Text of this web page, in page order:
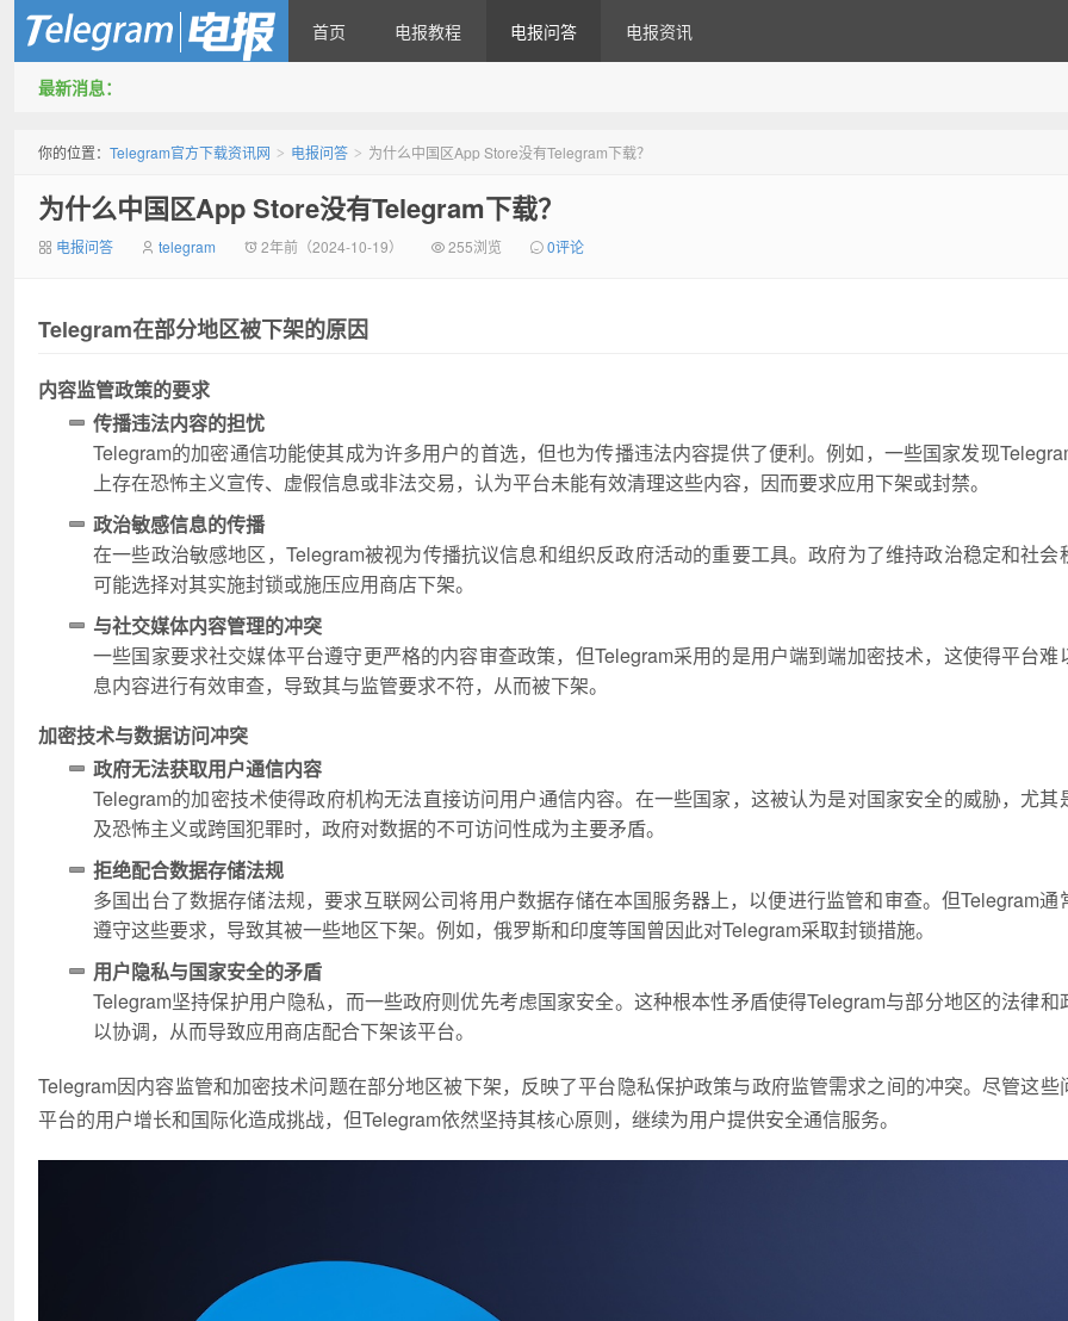
首页 电报教程 电报问答 电报资讯
最新消息：
你的位置： Telegram官方下载资讯网 > 电报问答 > 为什么中国区App Store没有Telegram下载？
为什么中国区App Store没有Telegram下载？
电报问答 telegram 2年前（2024-10-19） 255浏览 0评论
Telegram在部分地区被下架的原因
内容监管政策的要求
传播违法内容的担忧
Telegram的加密通信功能使其成为许多用户的首选，但也为传播违法内容提供了便利。例如，一些国家发现
上存在恐怖主义宣传、虚假信息或非法交易，认为平台未能有效清理这些内容，因而要求应用下架或封禁。
政治敏感信息的传播
在一些政治敏感地区，Telegram被视为传播抗议信息和组织反政府活动的重要工具。政府为了维持政治稳定和社会
可能选择对其实施封锁或施压应用商店下架。
与社交媒体内容管理的冲突
一些国家要求社交媒体平台遵守更严格的内容审查政策，但Telegram采用的是用户端到端加密技术，这使得平台难
息内容进行有效审查，导致其与监管要求不符，从而被下架。
加密技术与数据访问冲突
政府无法获取用户通信内容
Telegram的加密技术使得政府机构无法直接访问用户通信内容。在一些国家，这被认为是对国家安全的威胁，尤其
及恐怖主义或跨国犯罪时，政府对数据的不可访问性成为主要矛盾。
拒绝配合数据存储法规
多国出台了数据存储法规，要求互联网公司将用户数据存储在本国服务器上，以便进行监管和审查。但Telegram通
遵守这些要求，导致其被一些地区下架。例如，俄罗斯和印度等国曾因此对Telegram采取封锁措施。
用户隐私与国家安全的矛盾
Telegram坚持保护用户隐私，而一些政府则优先考虑国家安全。这种根本性矛盾使得Telegram与部分地区的法律和
以协调，从而导致应用商店配合下架该平台。
Telegram因内容监管和加密技术问题在部分地区被下架，反映了平台隐私保护政策与政府监管需求之间的冲突。尽管这些
平台的用户增长和国际化造成挑战，但Telegram依然坚持其核心原则，继续为用户提供安全通信服务。